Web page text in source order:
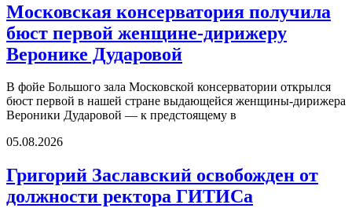
Московская консерватория получила
бюст первой женщине-дирижеру
Веронике Дударовой
В фойе Большого зала Московской консерватории открылся
бюст первой в нашей стране выдающейся женщины-дирижера
Вероники Дударовой — к предстоящему в
05.08.2026
Григорий Заславский освобожден от
должности ректора ГИТИСа